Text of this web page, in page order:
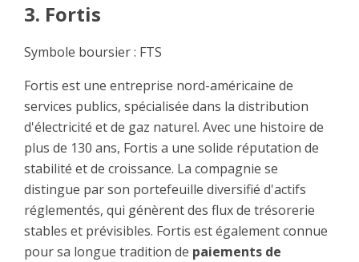
3. Fortis
Symbole boursier : FTS
Fortis est une entreprise nord-américaine de
services publics, spécialisée dans la distribution
d'électricité et de gaz naturel. Avec une histoire de
plus de 130 ans, Fortis a une solide réputation de
stabilité et de croissance. La compagnie se
distingue par son portefeuille diversifié d'actifs
réglementés, qui génèrent des flux de trésorerie
stables et prévisibles. Fortis est également connue
pour sa longue tradition de paiements de